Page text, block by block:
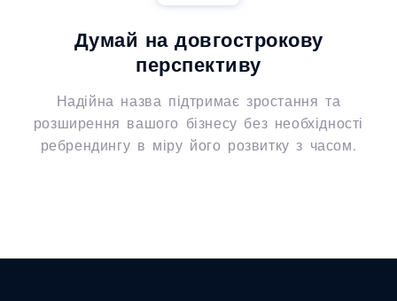
Думай на довгострокову
перспективу
Надійна назва підтримає зростання та
розширення вашого бізнесу без необхідності
ребрендингу в міру його розвитку з часом.